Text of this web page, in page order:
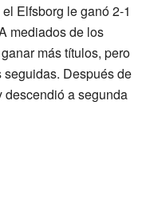
Elfsborg le ganó 2-1
mediados de los
más títulos, pero
Después de
descendió a segunda